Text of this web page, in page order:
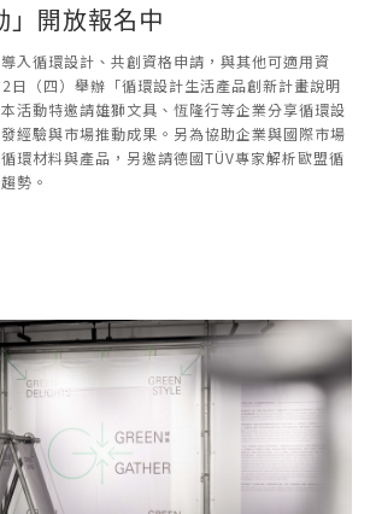
」開放報名中
入循環設計、共創資格申請，與其他可適用資
日（四）舉辦「循環設計生活產品創新計畫說明
活動特邀請雄獅文具、恆隆行等企業分享循環設
經驗與市場推動成果。另為協助企業與國際市場
環材料與產品，另邀請德國TÜV專家解析歐盟循
勢。